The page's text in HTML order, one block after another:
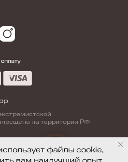
на территории РФ
файлы cookie,
в ДЯГ